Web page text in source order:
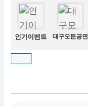
인기이벤트 대구모든공연